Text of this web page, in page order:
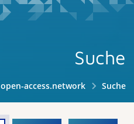
Suche
open-access.network Suche